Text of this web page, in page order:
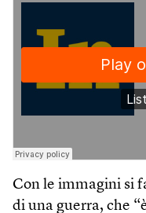
Con le immagini si
di una guerra, che